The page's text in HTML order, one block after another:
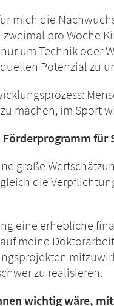
mich die
pro Woche
um Technik oder
Potenzial zu
machen, im Sport
für
große
die
eine erhebliche
meine
zu realisieren.
wichtig wäre,